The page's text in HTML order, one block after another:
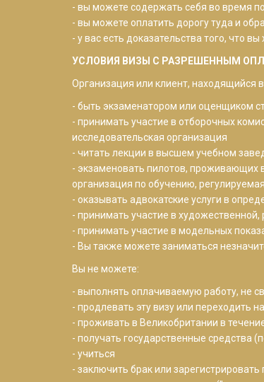
- вы можете содержать себя во время
- вы можете оплатить дорогу туда и
- у вас есть доказательства того, что
УСЛОВИЯ ВИЗЫ С РАЗРЕШЕННЫМ
Организация или клиент, находящийся
- быть экзаменатором или оценщиком
- принимать участие в отборочных
исследовательская организация
- читать лекции в высшем учебном
- экзаменовать пилотов, проживающих
организация по обучению,
- оказывать адвокатские услуги в
- принимать участие в
- принимать участие в модельных
- Вы также можете заниматься
Вы не можете:
- выполнять оплачиваемую работу, не
- продлевать эту визу или переходить
- проживать в Великобритании в
- получать государственные средства
- учиться
- заключить брак или